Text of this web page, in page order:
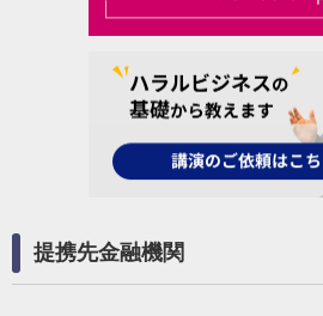
提携先金融機関